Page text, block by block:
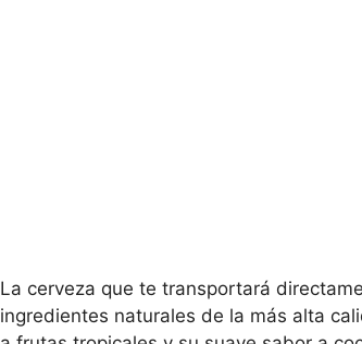
La cerveza que te transportará
ingredientes naturales de la más alta